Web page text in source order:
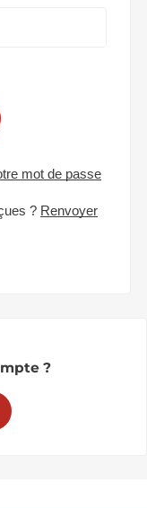
mot de passe
? Renvoyer
?